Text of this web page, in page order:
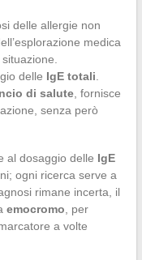
delle allergie non
medica
delle IgE totali
di salute, fornisce
senza però
al dosaggio delle IgE
ogni ricerca serve a
rimane incerta, il
emocromo , per
a volte